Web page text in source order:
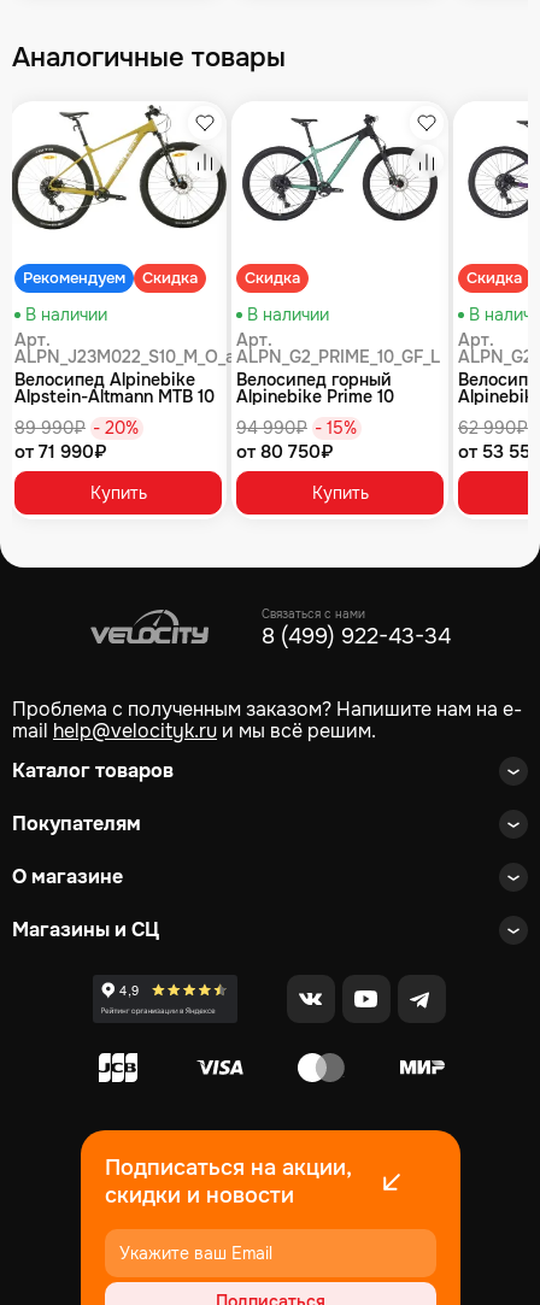
Аналогичные товары
Рекомендуем Скидка
Избранное
Сравнение
В наличии
Арт.
ALPN_J23M022_S10_M_O_air
Велосипед Alpinebike
Alpstein-Altmann MTB 10
89 990₽ - 20%
от 71 990₽
Купить
Скидка
Избранное
Сравнение
В наличии
Арт.
ALPN_G2_PRIME_10_GF_L
Велосипед горный
Alpinebike Prime 10
94 990₽ - 15%
от 80 750₽
Купить
Скидка
В
Арт.
62 990₽
от 53
Связаться с нами
8 (499) 922-43-34
Проблема с полученным заказом? Напишите нам на e-
mail help@velocityk.ru и мы всё решим.
Каталог товаров
Покупателям
О магазине
Магазины и СЦ
Подписаться на акции,
скидки и новости